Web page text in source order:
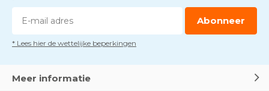
DoorMarco van Arbowinkel.nl
Dag van de BHV - Als elke
Abonneer
* Lees hier de wettelijke beperkingen
Meer informatie